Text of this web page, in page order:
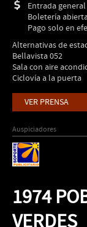
Entrada
Boletería
Pago solo en
Alternativas de
Bellavista 052
Sala con aire
Ciclovía a la puerta
VER PRENSA
Auspiciadores
1974